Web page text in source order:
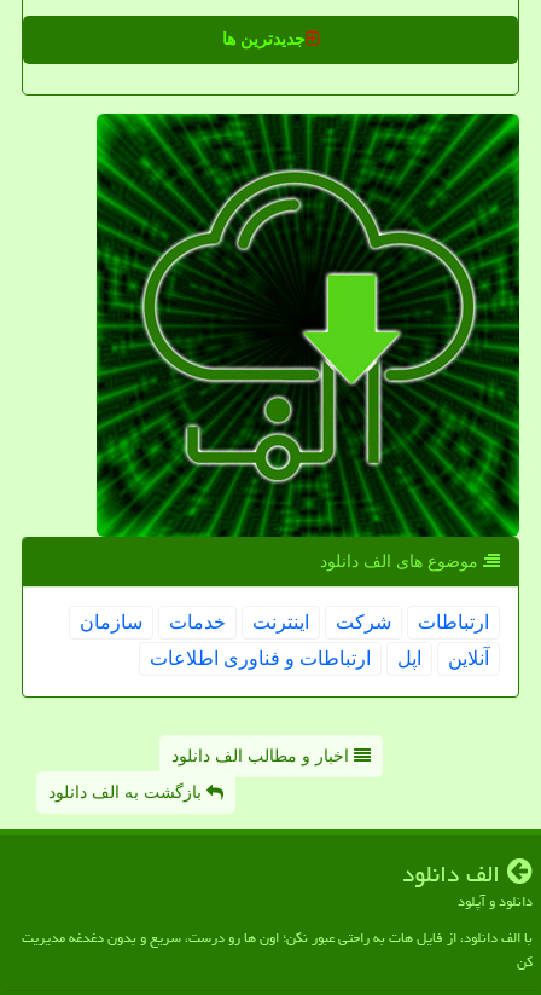
جدیدترین ها
موضوع های الف دانلود
ارتباطات شركت اینترنت خدمات
سازمان
آنلاین
اپل ارتباطات و فناوری اطلاعات
اخبار و مطالب الف دانلود
بازگشت به الف دانلود
الف دانلود
دانلود و آپلود
با الف دانلود، از فایل هات به راحتی عبور نکن؛ اون ها رو درست، سریع و بدون دغدغه مدیریت
کن